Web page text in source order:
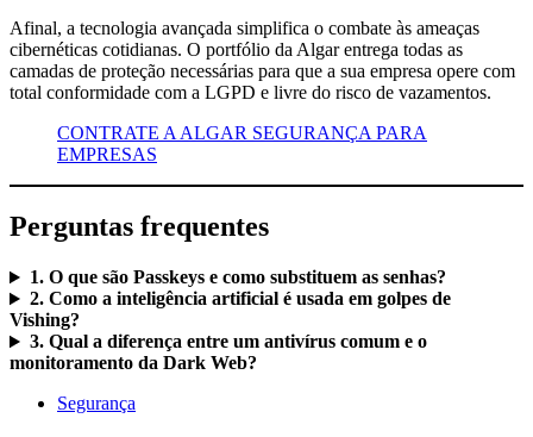
Afinal, a tecnologia avançada simplifica o combate às ameaças
cibernéticas cotidianas. O portfólio da Algar entrega todas as
camadas de proteção necessárias para que a sua empresa opere com
total conformidade com a LGPD e livre do risco de vazamentos.
CONTRATE A ALGAR SEGURANÇA PARA
EMPRESAS
Perguntas frequentes
1. O que são Passkeys e como substituem as senhas?
2. Como a inteligência artificial é usada em golpes de
Vishing?
3. Qual a diferença entre um antivírus comum e o
monitoramento da Dark Web?
Segurança